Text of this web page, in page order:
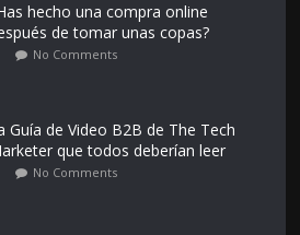
hecho una compra online
de tomar unas copas?
No Comments
Guía de Video B2B de The Tech
que todos deberían leer
No Comments